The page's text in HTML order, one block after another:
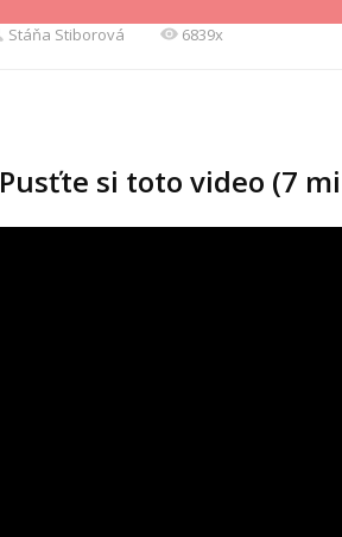
Stáňa Stiborová 6839x
Pusťte si toto video (7